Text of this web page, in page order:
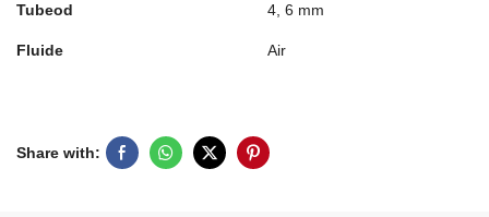
Tubeod 4, 6 mm
Fluide Air
Share with: